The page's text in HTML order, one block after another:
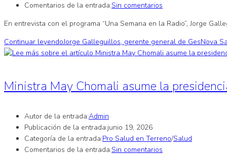
Comentarios de la entrada:Sin comentarios
En entrevista con el programa “Una Semana en la Radio”, Jorge
Continuar leyendoJorge Galleguillos, gerente general de GesNova
Ministra May Chomali asume la
Autor de la entrada:Admin
Publicación de la entrada:junio 19, 2026
Categoría de la entrada:Pro Salud en Terreno/Salud
Comentarios de la entrada:Sin comentarios